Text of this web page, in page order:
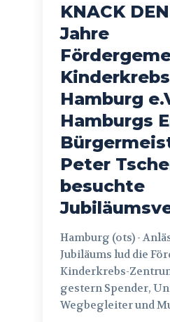
KNACK
Jahre
Hamburg
Hamburgs
Peter
besuchte
Hamburg (ots) - Anlässlich ihres 50.
Jubiläums lud die
Kinderkrebs-
gestern Spender,
Wegbegleiter und